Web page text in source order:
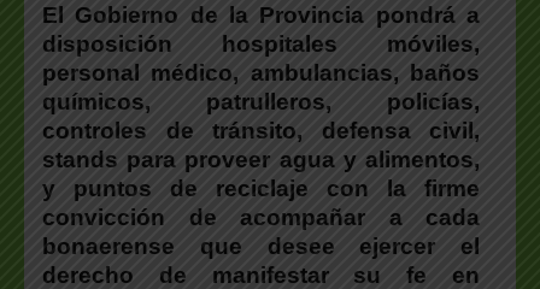
El Gobierno de la Provincia pondrá a
disposición hospitales móviles,
personal médico, ambulancias, baños
químicos, patrulleros, policías,
controles de tránsito, defensa civil,
stands para proveer agua y alimentos,
y puntos de reciclaje con la firme
convicción de acompañar a cada
bonaerense que desee ejercer el
derecho de manifestar su fe en